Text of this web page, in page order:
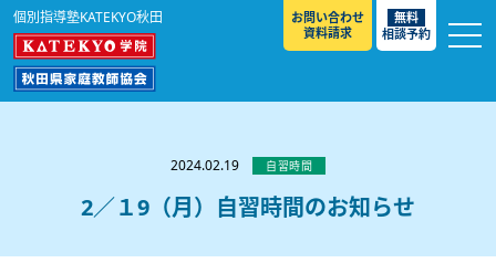
個別指導塾KATEKYO秋田
お問い合わせ
資料請求
無料
相談予約
選ばれる理由
教室紹介
秋田駅前校／秋田土崎校／横手駅前校
2024.02.19 自習時間
2／１9（月）自習時間のお知らせ